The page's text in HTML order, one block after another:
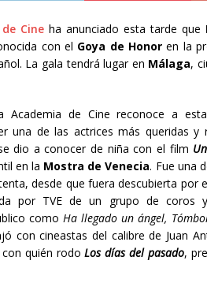
Cine ha anunciado esta tarde que
con el Goya de Honor en la
La gala tendrá lugar en Málaga,
Academia de Cine reconoce a
una de las actrices más queridas y
dio a conocer de niña con el film
en la Mostra de Venecia. Fue una
desde que fuera descubierta por
por TVE de un grupo de coros
como Ha llegado un ángel,
con cineastas del calibre de Juan
con quién rodoLos días del pasado,